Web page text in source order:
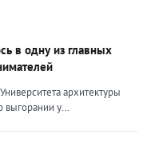
в одну из главных
архитектуры
выгорании у